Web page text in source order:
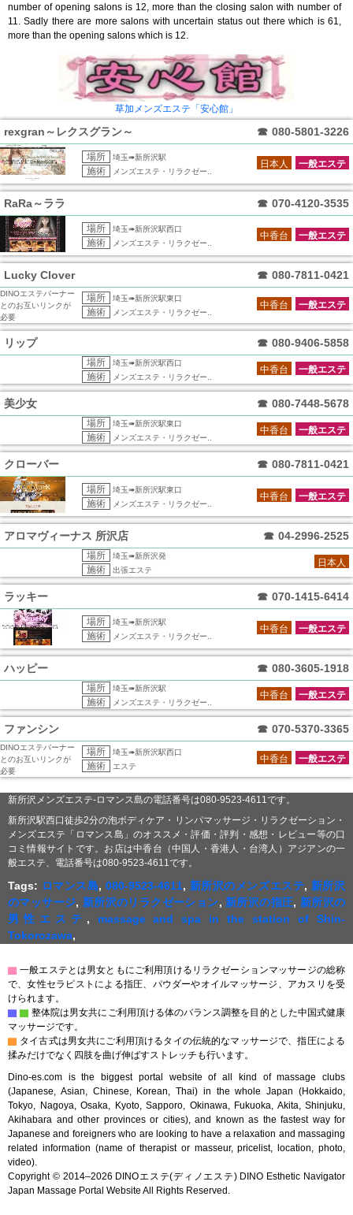
number of opening salons is 12, more than the closing salon with number of
11. Sadly there are more salons with uncertain status out there which is 61,
more than the opening salons which is 12.
草加メンズエステ「安心館」
rexgran～レクスグラン～ ☎ 080-5801-3226
場所 埼玉➠新所沢駅
施術 メンズエステ・リラクゼー..
一般エステ
日本人
RaRa～ララ ☎ 070-4120-3535
場所 埼玉➠新所沢駅西口
施術 メンズエステ・リラクゼー..
一般エステ
中香台
Lucky Clover ☎ 080-7811-0421
DINOエステバーナー
とのお互いリンクが
必要
場所 埼玉➠新所沢駅東口
施術 メンズエステ・リラクゼー..
一般エステ
中香台
リップ ☎ 080-9406-5858
場所 埼玉➠新所沢駅西口
施術 メンズエステ・リラクゼー..
一般エステ
中香台
美少女 ☎ 080-7448-5678
場所 埼玉➠新所沢駅東口
施術 メンズエステ・リラクゼー..
一般エステ
中香台
クローバー ☎ 080-7811-0421
場所 埼玉➠新所沢駅東口
施術 メンズエステ・リラクゼー..
一般エステ
中香台
アロマヴィーナス 所沢店 ☎ 04-2996-2525
場所 埼玉➠新所沢発
施術 出張エステ
日本人
ラッキー ☎ 070-1415-6414
場所 埼玉➠新所沢駅
施術 メンズエステ・リラクゼー..
一般エステ
中香台
ハッピー ☎ 080-3605-1918
場所 埼玉➠新所沢駅
施術 メンズエステ・リラクゼー..
一般エステ
中香台
ファンシン ☎ 070-5370-3365
DINOエステバーナー
とのお互いリンクが
必要
場所 埼玉➠新所沢駅西口
施術 エステ
一般エステ
中香台
新所沢メンズエステ-ロマンス島の電話番号は080-9523-4611です。
新所沢駅西口徒歩2分の泡ボディケア・リンパマッサージ・リラクゼーション・
メンズエステ「ロマンス島」のオススメ・評価・評判・感想・レビュー等の口
コミ情報サイトです。お店は中香台（中国人・香港人・台湾人）アジアンの一
般エステ、電話番号は080-9523-4611です。
Tags: ロマンス島,080-9523-4611, 新所沢のメンズエステ, 新所沢
のマッサージ, 新所沢のリラクゼーション, 新所沢の指圧, 新所沢の
男性エステ , massage and spa in the station of Shin-
Tokorozawa,
▇ 一般エステとは男女ともにご利用頂けるリラクゼーションマッサージの総称
で、女性セラピストによる指圧、パウダーやオイルマッサージ、アカスリを受
けられます。
▇ ▇ 整体院は男女共にご利用頂ける体のバランス調整を目的とした中国式健康
マッサージです。
▇ タイ古式は男女共にご利用頂けるタイの伝統的なマッサージで、指圧による
揉みだけでなく四肢を曲げ伸ばすストレッチも行います。
Dino-es.com is the biggest portal website of all kind of massage clubs
(Japanese, Asian, Chinese, Korean, Thai) in the whole Japan (Hokkaido,
Tokyo, Nagoya, Osaka, Kyoto, Sapporo, Okinawa, Fukuoka, Akita, Shinjuku,
Akihabara and other provinces or cities), and known as the fastest way for
Japanese and foreigners who are looking to have a relaxation and massaging
related information (name of therapist or masseur, pricelist, location, photo,
video).
Copyright © 2014–2026 DINOエステ(ディノエステ) DINO Esthetic Navigator
Japan Massage Portal Website All Rights Reserved.